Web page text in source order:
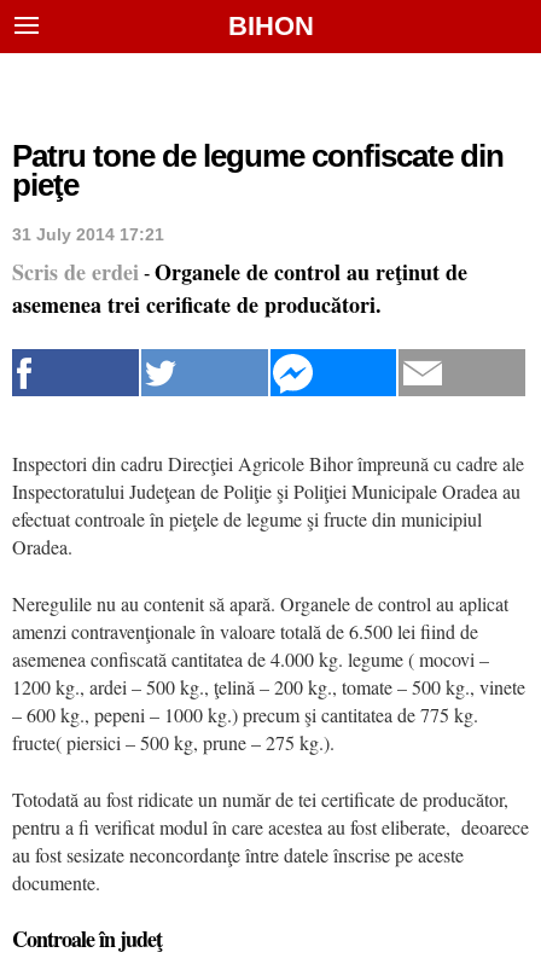
BIHON
Patru tone de legume confiscate din
pieţe
31 July 2014 17:21
Scris de erdei - Organele de control au reţinut de
asemenea trei cerificate de producători.
Inspectori din cadru Direcţiei Agricole Bihor împreună cu cadre ale
Inspectoratului Judeţean de Poliţie şi Poliţiei Municipale Oradea au
efectuat controale în pieţele de legume şi fructe din municipiul
Oradea.
Neregulile nu au contenit să apară. Organele de control au aplicat
amenzi contravenţionale în valoare totală de 6.500 lei fiind de
asemenea confiscată cantitatea de 4.000 kg. legume ( mocovi –
1200 kg., ardei – 500 kg., ţelină – 200 kg., tomate – 500 kg., vinete
– 600 kg., pepeni – 1000 kg.) precum şi cantitatea de 775 kg.
fructe( piersici – 500 kg, prune – 275 kg.).
Totodată au fost ridicate un număr de tei certificate de producător,
pentru a fi verificat modul în care acestea au fost eliberate, deoarece
au fost sesizate neconcordanţe între datele înscrise pe aceste
documente.
Controale în judeţ